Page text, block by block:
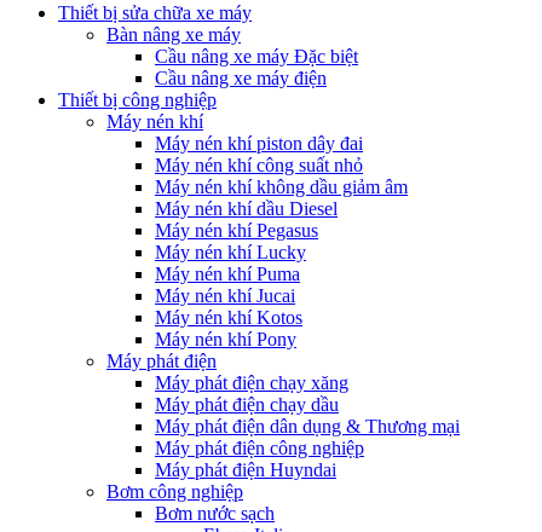
Thiết bị sửa chữa xe máy
Bàn nâng xe máy
Cầu nâng xe máy Đặc biệt
Cầu nâng xe máy điện
Thiết bị công nghiệp
Máy nén khí
Máy nén khí piston dây đai
Máy nén khí công suất nhỏ
Máy nén khí không dầu giảm âm
Máy nén khí dầu Diesel
Máy nén khí Pegasus
Máy nén khí Lucky
Máy nén khí Puma
Máy nén khí Jucai
Máy nén khí Kotos
Máy nén khí Pony
Máy phát điện
Máy phát điện chạy xăng
Máy phát điện chạy dầu
Máy phát điện dân dụng & Thương mại
Máy phát điện công nghiệp
Máy phát điện Huyndai
Bơm công nghiệp
Bơm nước sạch